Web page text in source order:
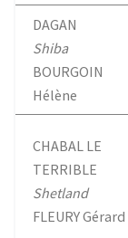
DAGAN
Shiba
BOURGOIN
Hélène
CHABAL LE
TERRIBLE
Shetland
FLEURY Gérard